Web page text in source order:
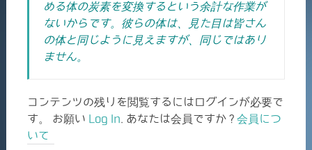
める体の炭素を変換するという余計な作業が
ないからです。彼らの体は、見た目は皆さん
の体と同じように見えますが、同じではあり
ません。
コンテンツの残りを閲覧するにはログインが必要で
す。 お願い Log In . あなたは会員ですか ? 会員につ
いて